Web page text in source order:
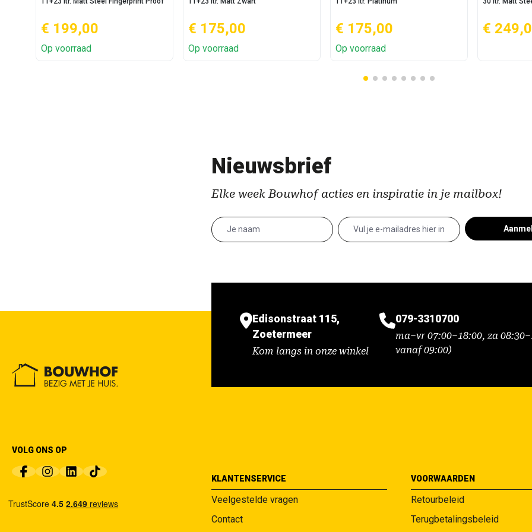
€ 199,00
Op voorraad
€ 175,00
Op voorraad
€ 175,00
Op voorraad
€
Nieuwsbrief
Elke week Bouwhof acties en inspiratie in je mailbox!
Edisonstraat 115,
Zoetermeer
Kom langs in onze winkel
079-3310700
ma–vr 07:00–18:00, za
vanaf 09:00)
VOLG ONS OP
KLANTENSERVICE
Veelgestelde vragen
Contact
VOORWAARDEN
Retourbeleid
Terugbetalingsbeleid